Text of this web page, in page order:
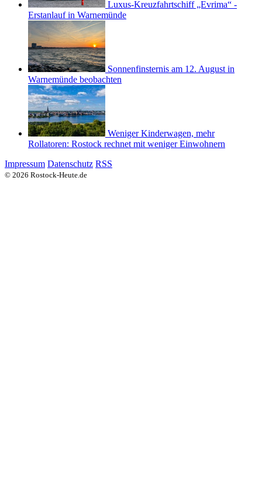
Luxus-Kreuzfahrtschiff „Evrima“ -
Erstanlauf in Warnemünde
Sonnenfinsternis am 12. August in
Warnemünde beobachten
Weniger Kinderwagen, mehr
Rollatoren: Rostock rechnet mit weniger Einwohnern
Impressum Datenschutz RSS
© 2026 Rostock-Heute.de